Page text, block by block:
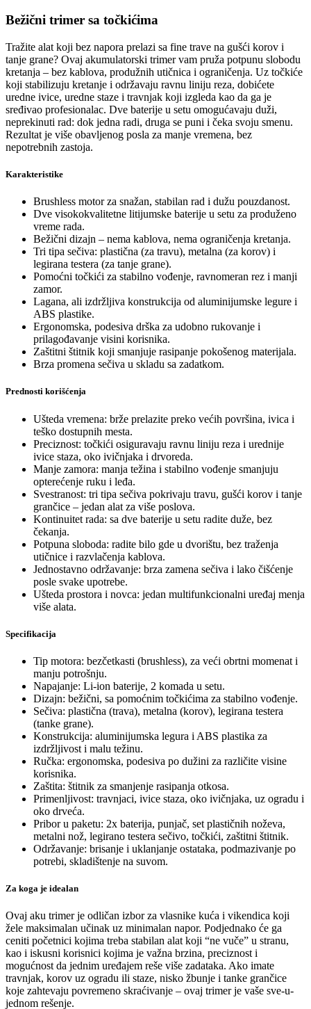
Bežični trimer sa točkićima
Tražite alat koji bez napora prelazi sa fine trave na gušći korov i
tanje grane? Ovaj akumulatorski trimer vam pruža potpunu slobodu
kretanja – bez kablova, produžnih utičnica i ograničenja. Uz točkiće
koji stabilizuju kretanje i održavaju ravnu liniju reza, dobićete
uredne ivice, uredne staze i travnjak koji izgleda kao da ga je
sređivao profesionalac. Dve baterije u setu omogućavaju duži,
neprekinuti rad: dok jedna radi, druga se puni i čeka svoju smenu.
Rezultat je više obavljenog posla za manje vremena, bez
nepotrebnih zastoja.
Karakteristike
Brushless motor za snažan, stabilan rad i dužu pouzdanost.
Dve visokokvalitetne litijumske baterije u setu za produženo
vreme rada.
Bežični dizajn – nema kablova, nema ograničenja kretanja.
Tri tipa sečiva: plastična (za travu), metalna (za korov) i
legirana testera (za tanje grane).
Pomoćni točkići za stabilno vođenje, ravnomeran rez i manji
zamor.
Lagana, ali izdržljiva konstrukcija od aluminijumske legure i
ABS plastike.
Ergonomska, podesiva drška za udobno rukovanje i
prilagođavanje visini korisnika.
Zaštitni štitnik koji smanjuje rasipanje pokošenog materijala.
Brza promena sečiva u skladu sa zadatkom.
Prednosti korišćenja
Ušteda vremena: brže prelazite preko većih površina, ivica i
teško dostupnih mesta.
Preciznost: točkići osiguravaju ravnu liniju reza i urednije
ivice staza, oko ivičnjaka i drvoreda.
Manje zamora: manja težina i stabilno vođenje smanjuju
opterećenje ruku i leđa.
Svestranost: tri tipa sečiva pokrivaju travu, gušći korov i tanje
grančice – jedan alat za više poslova.
Kontinuitet rada: sa dve baterije u setu radite duže, bez
čekanja.
Potpuna sloboda: radite bilo gde u dvorištu, bez traženja
utičnice i razvlačenja kablova.
Jednostavno održavanje: brza zamena sečiva i lako čišćenje
posle svake upotrebe.
Ušteda prostora i novca: jedan multifunkcionalni uređaj menja
više alata.
Specifikacija
Tip motora: bezčetkasti (brushless), za veći obrtni momenat i
manju potrošnju.
Napajanje: Li-ion baterije, 2 komada u setu.
Dizajn: bežični, sa pomoćnim točkićima za stabilno vođenje.
Sečiva: plastična (trava), metalna (korov), legirana testera
(tanke grane).
Konstrukcija: aluminijumska legura i ABS plastika za
izdržljivost i malu težinu.
Ručka: ergonomska, podesiva po dužini za različite visine
korisnika.
Zaštita: štitnik za smanjenje rasipanja otkosa.
Primenljivost: travnjaci, ivice staza, oko ivičnjaka, uz ogradu i
oko drveća.
Pribor u paketu: 2x baterija, punjač, set plastičnih noževa,
metalni nož, legirano testera sečivo, točkići, zaštitni štitnik.
Održavanje: brisanje i uklanjanje ostataka, podmazivanje po
potrebi, skladištenje na suvom.
Za koga je idealan
Ovaj aku trimer je odličan izbor za vlasnike kuća i vikendica koji
žele maksimalan učinak uz minimalan napor. Podjednako će ga
ceniti početnici kojima treba stabilan alat koji “ne vuče” u stranu,
kao i iskusni korisnici kojima je važna brzina, preciznost i
mogućnost da jednim uređajem reše više zadataka. Ako imate
travnjak, korov uz ogradu ili staze, nisko žbunje i tanke grančice
koje zahtevaju povremeno skraćivanje – ovaj trimer je vaše sve-u-
jednom rešenje.